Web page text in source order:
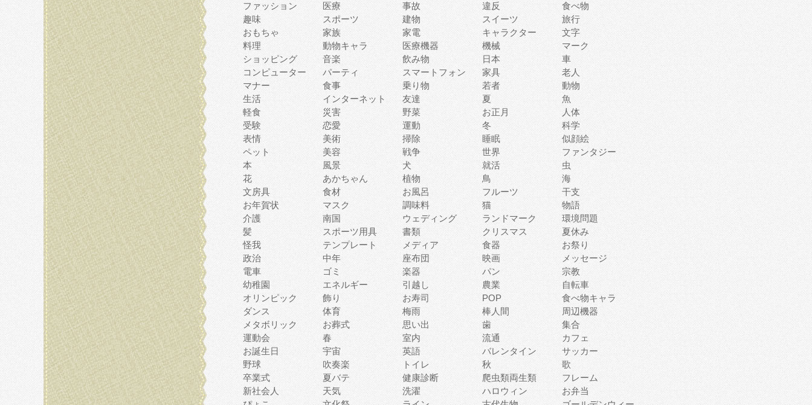
ファッション
医療 事故 違反
食べ物
趣味
スポーツ 建物 スイーツ
旅行
おもちゃ
家族 家電 キャラクター
文字
料理
動物キャラ 医療機器 機械
マーク
ショッピング
音楽 飲み物 日本
車
コンピューター
パーティ スマートフォン 家具
老人
マナー
食事 乗り物 若者
動物
生活
インターネット 友達 夏
魚
軽食
災害 野菜 お正月
人体
受験
恋愛 運動 冬
科学
表情
美術 掃除 睡眠
似顔絵
ペット
美容 戦争 世界
ファンタジー
本
風景 犬 就活
虫
花
あかちゃん 植物 鳥
海
文房具
食材 お風呂 フルーツ
干支
お年賀状
マスク 調味料 猫
物語
介護
南国 ウェディング ランドマーク
環境問題
髪
スポーツ用具 書類 クリスマス
夏休み
怪我
テンプレート メディア 食器
お祭り
政治
中年 座布団 映画
メッセージ
電車
ゴミ 楽器 パン
宗教
幼稚園
エネルギー 引越し 農業
自転車
オリンピック
飾り お寿司 POP
食べ物キャラ
ダンス
体育 梅雨 棒人間
周辺機器
メタボリック
お葬式 思い出 歯
集合
運動会
春 室内 流通
カフェ
お誕生日
宇宙 英語 バレンタイン
サッカー
野球
吹奏楽 トイレ 秋
歌
卒業式
夏バテ 健康診断 爬虫類両生類
フレーム
新社会人
天気 洗濯 ハロウィン
お弁当